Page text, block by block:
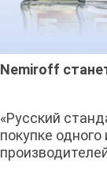
Nemiroff
«Русский
покупке